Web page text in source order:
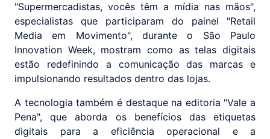
"Supermercadistas, vocês têm a mídia nas mãos",
especialistas que participaram do painel "Retail
Media em Movimento", durante o São Paulo
Innovation Week, mostram como as telas digitais
estão redefinindo a comunicação das marcas e
impulsionando resultados dentro das lojas.
A tecnologia também é destaque na editoria "Vale a
Pena", que aborda os benefícios das etiquetas
digitais para a eficiência operacional e a